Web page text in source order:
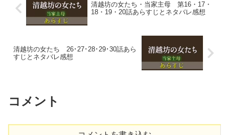
清越坊の女たち・当家主母 第16・17・
18・19・20話あらすじとネタバレ感想
清越坊の女たち 26･27･28･29･30話あら
すじとネタバレ感想
コメント